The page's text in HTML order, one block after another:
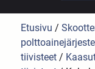
Etusivu /
tiivisteet /